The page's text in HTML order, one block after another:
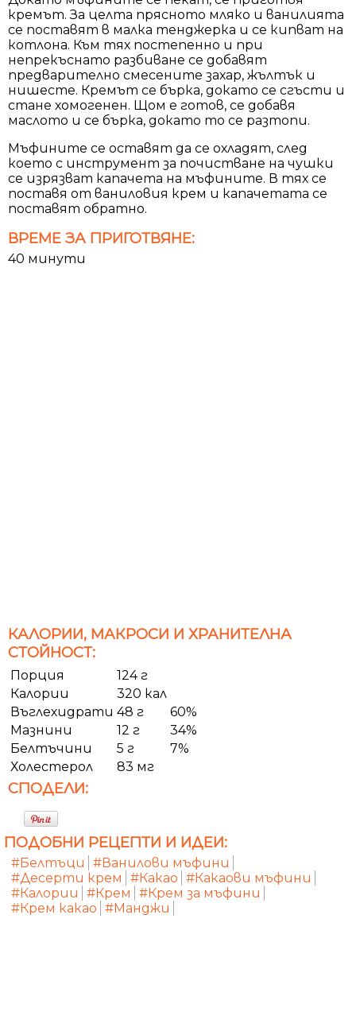
кремът. За целта прясното мляко и ванилията
се поставят в малка тенджерка и се кипват на
котлона. Към тях постепенно и при
непрекъснато разбиване се добавят
предварително смесените захар, жълтък и
нишесте. Кремът се бърка, докато се сгъсти и
стане хомогенен. Щом е готов, се добавя
маслото и се бърка, докато то се разтопи.
Мъфините се оставят да се охладят, след
което с инструмент за почистване на чушки
се изрязват капачета на мъфините. В тях се
поставя от ваниловия крем и капачетата се
поставят обратно.
ВРЕМЕ ЗА ПРИГОТВЯНЕ:
40 минути
КАЛОРИИ, МАКРОСИ И ХРАНИТЕЛНА
СТОЙНОСТ:
Порция
124 г
Калории
320 кал
Въглехидрати 48 г
60%
Мазнини
12 г
34%
Белтъчини
5 г
7%
Холестерол
83 мг
СПОДЕЛИ:
ПОДОБНИ РЕЦЕПТИ И ИДЕИ:
#Белтъци
#Ванилови мъфини
#Десерти крем
#Какао #Какаови мъфини
#Калории
#Крем
#Крем за мъфини
#Крем какао #Манджи